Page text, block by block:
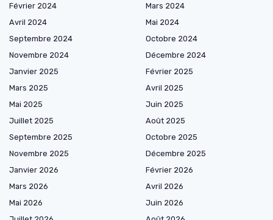
Février 2024
Mars 2024
Avril 2024
Mai 2024
Septembre 2024
Octobre 2024
Novembre 2024
Décembre 2024
Janvier 2025
Février 2025
Mars 2025
Avril 2025
Mai 2025
Juin 2025
Juillet 2025
Août 2025
Septembre 2025
Octobre 2025
Novembre 2025
Décembre 2025
Janvier 2026
Février 2026
Mars 2026
Avril 2026
Mai 2026
Juin 2026